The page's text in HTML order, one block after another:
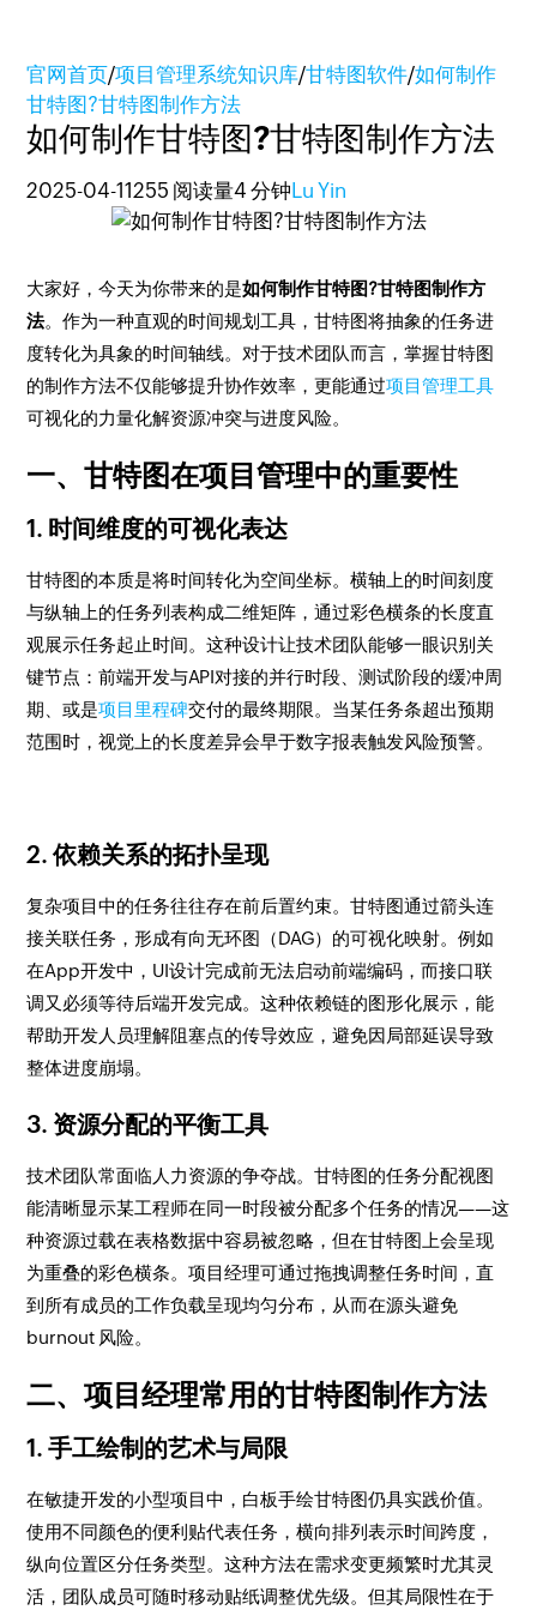
官网首页/项目管理系统知识库/甘特图软件/如何制作
甘特图?甘特图制作方法
如何制作甘特图?甘特图制作方法
2025-04-11255 阅读量4 分钟 Lu Yin
大家好，今天为你带来的是如何制作甘特图?甘特图制作方
法。作为一种直观的时间规划工具，甘特图将抽象的任务进
度转化为具象的时间轴线。对于技术团队而言，掌握甘特图
的制作方法不仅能够提升协作效率，更能通过项目管理工具
可视化的力量化解资源冲突与进度风险。
一、甘特图在项目管理中的重要性
1. 时间维度的可视化表达
甘特图的本质是将时间转化为空间坐标。横轴上的时间刻度
与纵轴上的任务列表构成二维矩阵，通过彩色横条的长度直
观展示任务起止时间。这种设计让技术团队能够一眼识别关
键节点：前端开发与API对接的并行时段、测试阶段的缓冲周
期、或是项目里程碑交付的最终期限。当某任务条超出预期
范围时，视觉上的长度差异会早于数字报表触发风险预警。
2. 依赖关系的拓扑呈现
复杂项目中的任务往往存在前后置约束。甘特图通过箭头连
接关联任务，形成有向无环图（DAG）的可视化映射。例如
在App开发中，UI设计完成前无法启动前端编码，而接口联
调又必须等待后端开发完成。这种依赖链的图形化展示，能
帮助开发人员理解阻塞点的传导效应，避免因局部延误导致
整体进度崩塌。
3. 资源分配的平衡工具
技术团队常面临人力资源的争夺战。甘特图的任务分配视图
能清晰显示某工程师在同一时段被分配多个任务的情况——这
种资源过载在表格数据中容易被忽略，但在甘特图上会呈现
为重叠的彩色横条。项目经理可通过拖拽调整任务时间，直
到所有成员的工作负载呈现均匀分布，从而在源头避免
burnout 风险。
二、项目经理常用的甘特图制作方法
1. 手工绘制的艺术与局限
在敏捷开发的小型项目中，白板手绘甘特图仍具实践价值。
使用不同颜色的便利贴代表任务，横向排列表示时间跨度，
纵向位置区分任务类型。这种方法在需求变更频繁时尤其灵
活，团队成员可随时移动贴纸调整优先级。但其局限性在于